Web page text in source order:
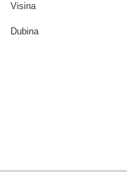
Visina
Dubina